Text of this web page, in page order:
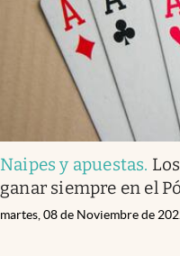
Naipes y apuestas.
ganar siempre en el
martes, 08 de Noviembre de